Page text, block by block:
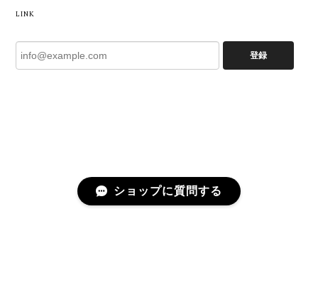
LINK
登録
ショップに質問する